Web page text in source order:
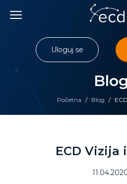
content
Početna / Blog /
Blog
Uloguj se
ECD Vizija